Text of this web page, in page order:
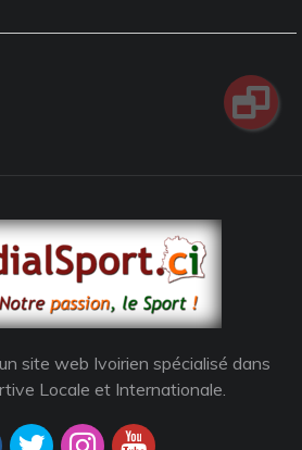
site web Ivoirien spécialisé dans
Locale et Internationale.